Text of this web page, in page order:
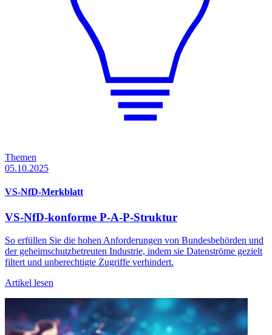
Themen
05.10.2025
VS-NfD-Merkblatt
VS-NfD-konforme P-A-P-Struktur
So erfüllen Sie die hohen Anforderungen von Bundesbehörden und
der geheimschutzbetreuten Industrie, indem sie Datenströme gezielt
filtert und unberechtigte Zugriffe verhindert.
Artikel lesen